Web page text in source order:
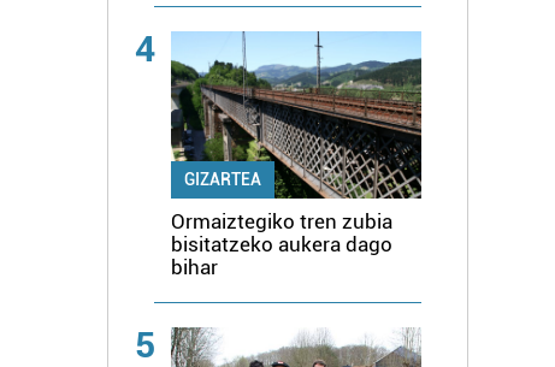
4
GIZARTEA
Ormaiztegiko tren zubia
bisitatzeko aukera dago
bihar
5